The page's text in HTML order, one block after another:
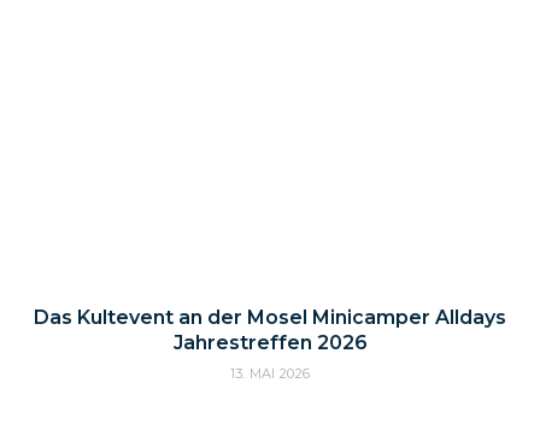
Das Kultevent an der Mosel Minicamper Alldays
Jahrestreffen 2026
13. MAI 2026